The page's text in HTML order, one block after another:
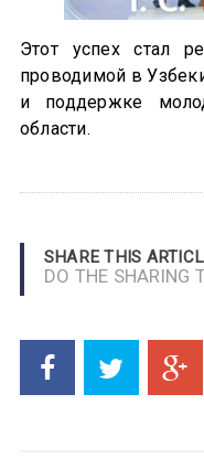
Этот успех стал
проводимой в
и поддержке
области.
SHARE THIS
DO THE SHARING